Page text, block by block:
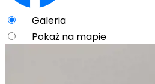
Galeria
Pokaż na mapie